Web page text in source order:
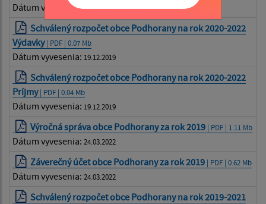
Dátum vyvesenia:24.03.2022
Schválený rozpočet obce Podhorany na rok 2020-2022
Výdavky| PDF | 0.07 Mb
Dátum vyvesenia: 19.12.2019
Schválený rozpočet obce Podhorany na rok 2020-2022
Príjmy| PDF | 0.04 Mb
Dátum vyvesenia: 19.12.2019
Výročná správa obce Podhorany za rok 2019 | PDF | 1.11 Mb
Dátum vyvesenia: 24.03.2022
Záverečný účet obce Podhorany za rok 2019 | PDF | 0.62 Mb
Dátum vyvesenia: 24.03.2022
Schválený rozpočet obce Podhorany na rok 2019-2021